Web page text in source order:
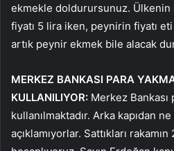
ekmekle doldurursunuz.
fiyatı 5 lira iken, peynirin fiyatı eti
artık peynir ekmek bile alacak
MERKEZ BANKASI PARA
KULLANILIYOR: Merkez Bankası
kullanılmaktadır. Arka kapıdan
açıklamıyorlar. Sattıkları rakamın